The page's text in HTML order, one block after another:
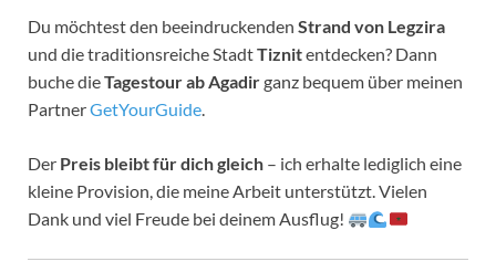
Du möchtest den beeindruckenden Strand von Legzira
und die traditionsreiche StadtTiznitentdecken? Dann
buche dieTagestour ab Agadirganz bequem über meinen
PartnerGetYourGuide.
Der Preis bleibt für dich gleich – ich erhalte lediglich eine
kleine Provision, die meine Arbeit unterstützt. Vielen
Dank und viel Freude bei deinem Ausflug!